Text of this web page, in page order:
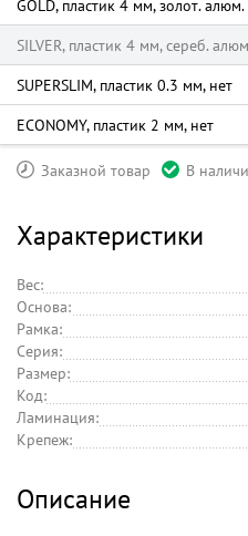
GOLD, пластик 4 мм, золот. алюм.
SILVER, пластик 4 мм, сереб.
SUPERSLIM, пластик 0.3 мм, нет
ECONOMY, пластик 2 мм, нет
Заказной товар В
Характеристики
Вес:
Основа:
Рамка:
Серия:
Размер:
Код:
Ламинация:
Крепеж:
Описание